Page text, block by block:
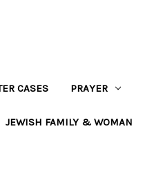
CASES PRAYER
JEWISH FAMILY & WOMAN